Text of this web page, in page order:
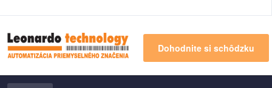
Dohodnite si schôdzku